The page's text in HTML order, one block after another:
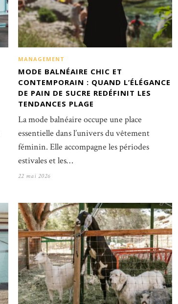
MANAGEMENT
MODE BALNÉAIRE CHIC ET
CONTEMPORAIN : QUAND L’ÉLÉGANCE
DE PAIN DE SUCRE REDÉFINIT LES
TENDANCES PLAGE
La mode balnéaire occupe une place
essentielle dans l’univers du vêtement
féminin. Elle accompagne les périodes
estivales et les…
22 mai 2026